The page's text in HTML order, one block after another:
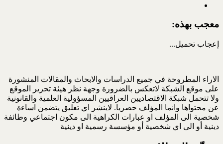
معجب بهذه:
إعجاب تحميل...
الاراء المطروحة في جميع الدراسات والابحاث والمقالات المنشورة
على موقع الشبكة لاتعكس بالضرورة وجهة نظر هيئة تحرير الموقع
ولا تتحمل شبكة الاقتصاديين العراقيين المسؤولية العلمية والقانونية
عن محتواها وانما المؤلف حصريا. لاينشر اي تعليق يتضمن اساءة
شخصية الى المؤلف او عبارات الكراهية الى مكون اجتماعي وطائفة
دينية أو الى اي شخصية أو مؤسسة رسمية او دينية